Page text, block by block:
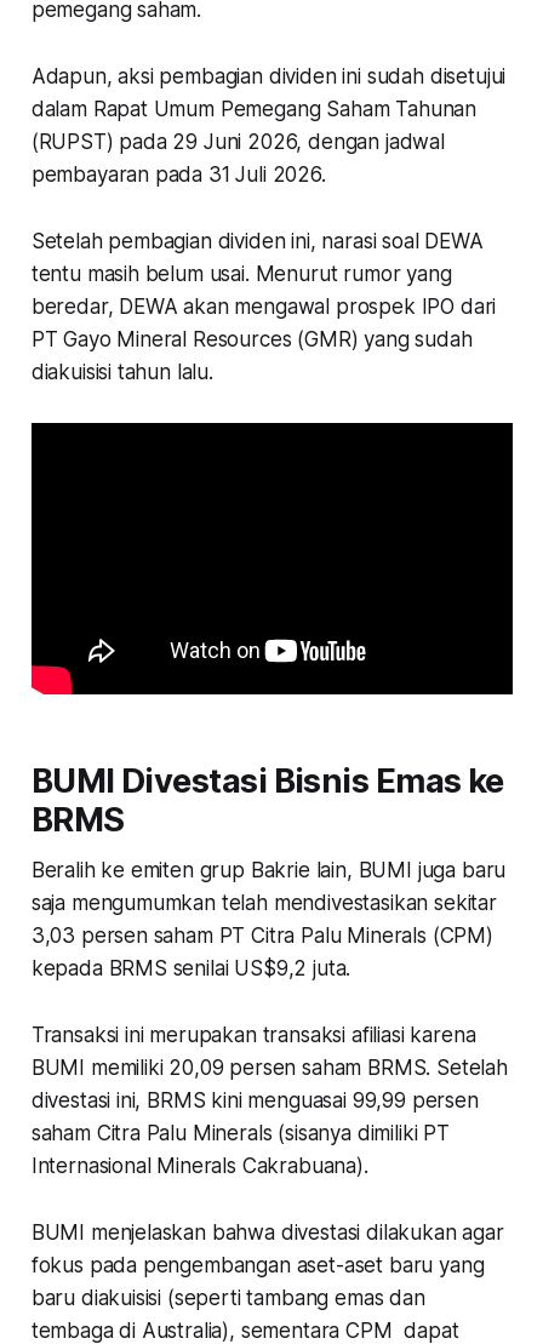
pemegang saham.
Adapun, aksi pembagian dividen ini sudah disetujui
dalam Rapat Umum Pemegang Saham Tahunan
(RUPST) pada 29 Juni 2026, dengan jadwal
pembayaran pada 31 Juli 2026.
Setelah pembagian dividen ini, narasi soal DEWA
tentu masih belum usai. Menurut rumor yang
beredar, DEWA akan mengawal prospek IPO dari
PT Gayo Mineral Resources (GMR) yang sudah
diakuisisi tahun lalu.
BUMI Divestasi Bisnis Emas ke
BRMS
Beralih ke emiten grup Bakrie lain, BUMI juga baru
saja mengumumkan telah mendivestasikan sekitar
3,03 persen saham PT Citra Palu Minerals (CPM)
kepada BRMS senilai US$9,2 juta.
Transaksi ini merupakan transaksi afiliasi karena
BUMI memiliki 20,09 persen saham BRMS. Setelah
divestasi ini, BRMS kini menguasai 99,99 persen
saham Citra Palu Minerals (sisanya dimiliki PT
Internasional Minerals Cakrabuana).
BUMI menjelaskan bahwa divestasi dilakukan agar
fokus pada pengembangan aset-aset baru yang
baru diakuisisi (seperti tambang emas dan
tembaga di Australia), sementara CPM dapat